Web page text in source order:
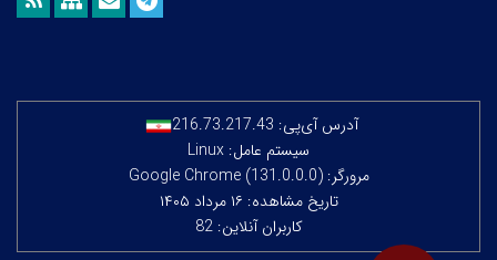
آدرس آی‌پی: 216.73.217.43
سیستم عامل: Linux
مرورگر: Google Chrome (131.0.0.0)
تاریخ مشاهده: ۱۶ مرداد ۱۴۰۵
کاربران آنلاین: 82